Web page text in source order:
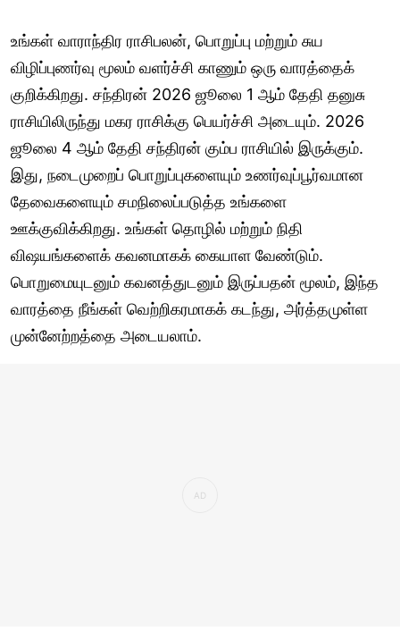
உங்கள் வாராந்திர ராசிபலன், பொறுப்பு மற்றும் சுய
விழிப்புணர்வு மூலம் வளர்ச்சி காணும் ஒரு வாரத்தைக்
குறிக்கிறது. சந்திரன் 2026 ஜூலை 1 ஆம் தேதி தனுசு
ராசியிலிருந்து மகர ராசிக்கு பெயர்ச்சி அடையும். 2026
ஜூலை 4 ஆம் தேதி சந்திரன் கும்ப ராசியில் இருக்கும்.
இது, நடைமுறைப் பொறுப்புகளையும் உணர்வுப்பூர்வமான
தேவைகளையும் சமநிலைப்படுத்த உங்களை
ஊக்குவிக்கிறது. உங்கள் தொழில் மற்றும் நிதி
விஷயங்களைக் கவனமாகக் கையாள வேண்டும்.
பொறுமையுடனும் கவனத்துடனும் இருப்பதன் மூலம், இந்த
வாரத்தை நீங்கள் வெற்றிகரமாகக் கடந்து, அர்த்தமுள்ள
முன்னேற்றத்தை அடையலாம்.